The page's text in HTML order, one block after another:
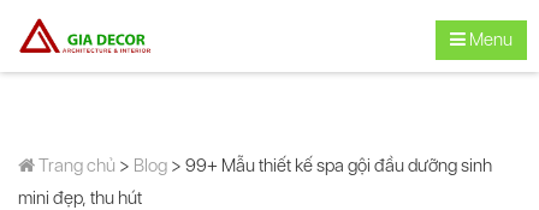
Menu
Trang chủ > Blog > 99+ Mẫu thiết kế spa gội đầu dưỡng sinh
mini đẹp, thu hút